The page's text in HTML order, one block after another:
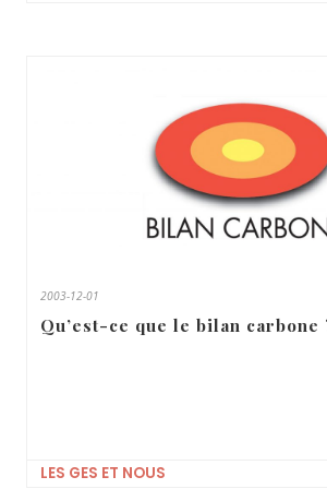
2003-12-01
Qu’est-ce que le bilan carbone
LES GES ET NOUS